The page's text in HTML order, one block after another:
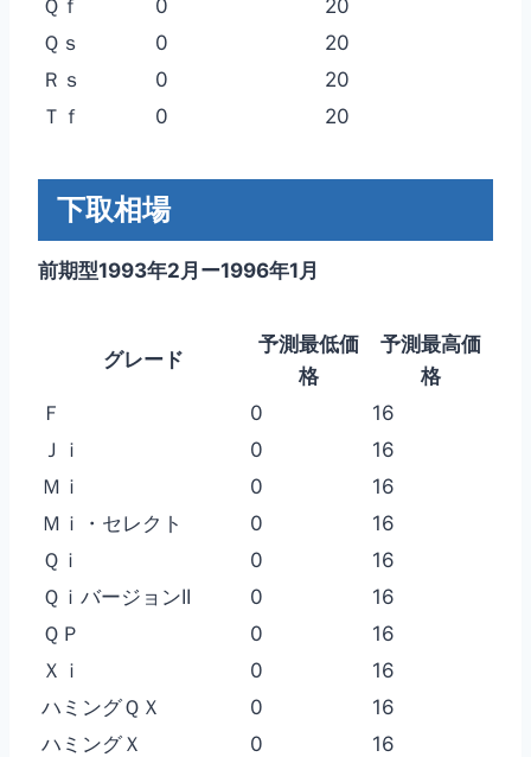
Ｑｆ 0
20
Ｑｓ
0
20
Ｒｓ
0
20
Ｔｆ
0 20
下取相場
前期型1993年2月ー1996年1月
グレード
予測最低価
格
予測最高価
格
Ｆ
0
16
Ｊｉ
0
16
Ｍｉ
0
16
Ｍｉ・セレクト
0
16
Ｑｉ
0
16
ＱｉバージョンII
0
16
ＱＰ
0
16
Ｘｉ
0
16
ハミングＱＸ
0
16
ハミングＸ
0
16